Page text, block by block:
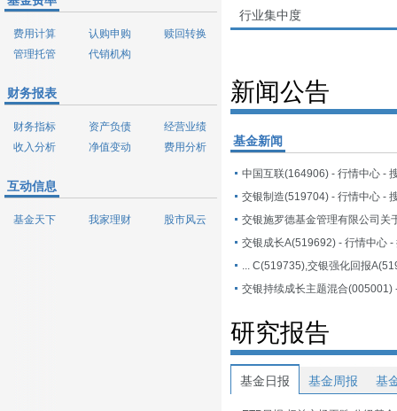
费用计算 认购申购
赎回转换
管理托管
代销机构
财务报表
财务指标 资产负债
经营业绩
收入分析
净值变动 费用分析
互动信息
基金天下 我家理财 股市风云
行业集中度
新闻公告
基金新闻
中国互联(164906) - 行情中心 -
交银制造(519704) - 行情中心 -
交银成长A(519692) - 行情中心 -
研究报告
基金日报 基金周报 基